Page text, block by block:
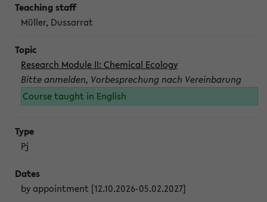
Müller, Dussarrat
Research Module II: Chemical Ecology
Bitte anmelden, Vorbesprechung nach Vereinbarung
Course taught in English
Pj
by appointment [12.10.2026-05.02.2027]